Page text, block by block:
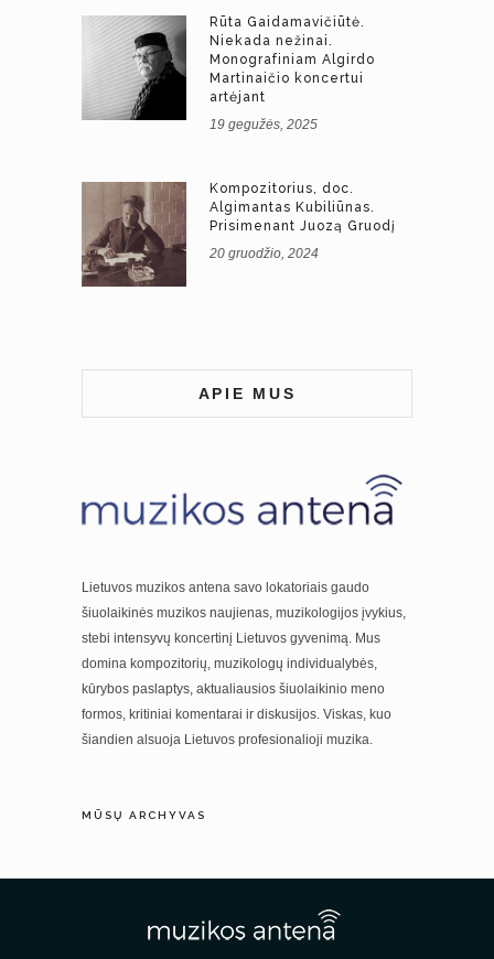
Rūta Gaidamavičiūtė.
Niekada nežinai.
Monografiniam Algirdo
Martinaičio koncertui
artėjant
19 gegužės, 2025
Kompozitorius, doc.
Algimantas Kubiliūnas.
Prisimenant Juozą Gruodį
20 gruodžio, 2024
APIE MUS
Lietuvos muzikos antena savo lokatoriais gaudo
šiuolaikinės muzikos naujienas, muzikologijos įvykius,
stebi intensyvų koncertinį Lietuvos gyvenimą. Mus
domina kompozitorių, muzikologų individualybės,
kūrybos paslaptys, aktualiausios šiuolaikinio meno
formos, kritiniai komentarai ir diskusijos. Viskas, kuo
šiandien alsuoja Lietuvos profesionalioji muzika.
MŪSŲ ARCHYVAS